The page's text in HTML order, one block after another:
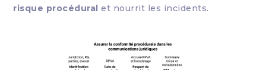
risque procédural et nourrit les incidents.